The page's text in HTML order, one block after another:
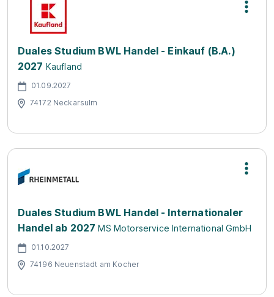
Duales Studium BWL Handel - Einkauf (B.A.)
2027 Kaufland
01.09.2027
74172 Neckarsulm
Duales Studium BWL Handel - Internationaler
Handel ab 2027 MS Motorservice International GmbH
01.10.2027
74196 Neuenstadt am Kocher